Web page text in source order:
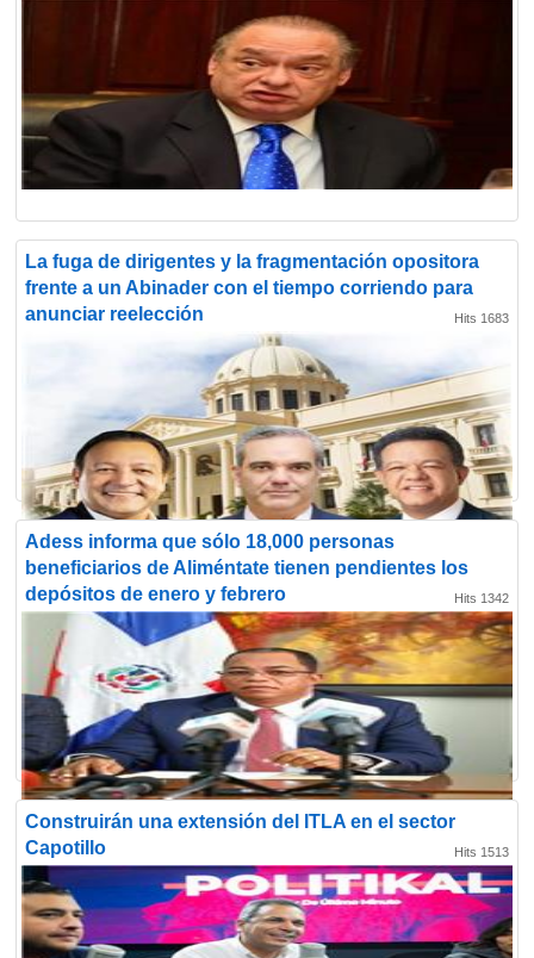
La fuga de dirigentes y la fragmentación opositora
frente a un Abinader con el tiempo corriendo para
anunciar reelección
Hits 1683
Adess informa que sólo 18,000 personas
beneficiarios de Aliméntate tienen pendientes los
depósitos de enero y febrero
Hits 1342
Construirán una extensión del ITLA en el sector
Capotillo
Hits 1513